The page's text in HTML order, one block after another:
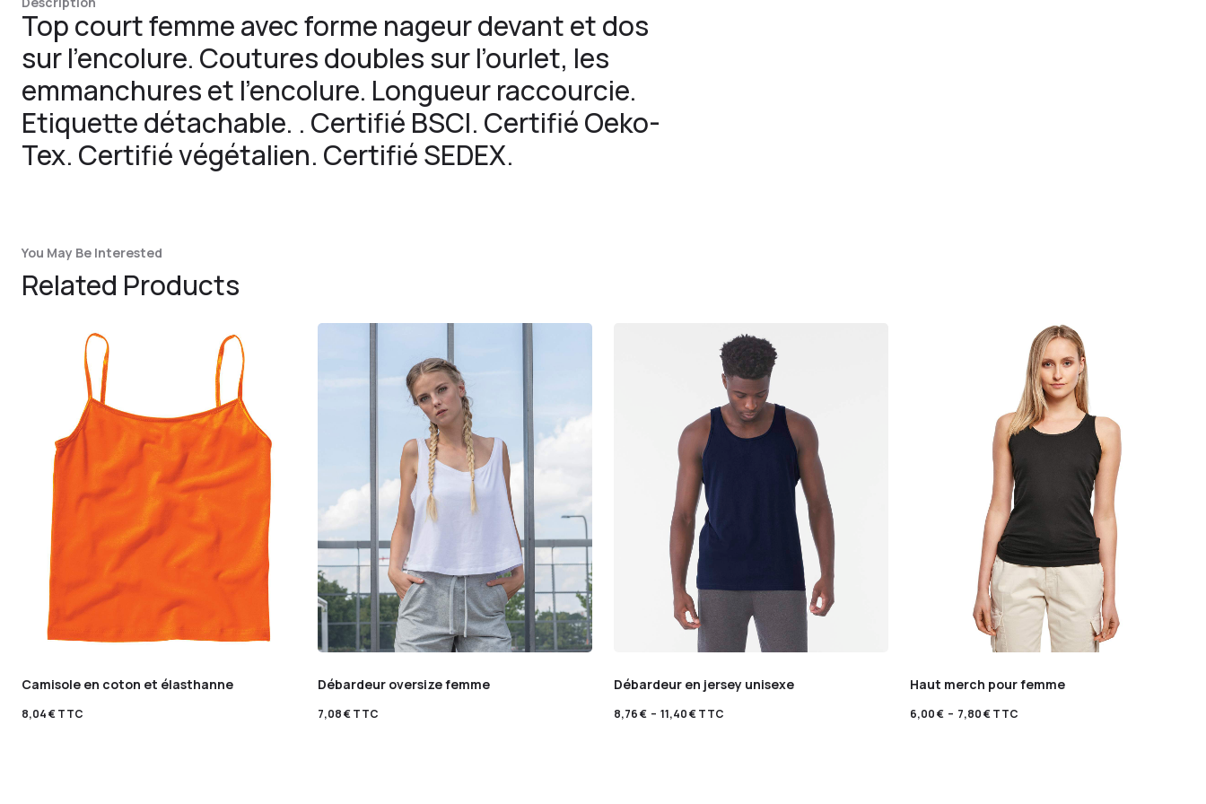
Top court femme avec forme nageur devant et dos
sur l’encolure. Coutures doubles sur l’ourlet, les
emmanchures et l’encolure. Longueur raccourcie.
Etiquette détachable. . Certifié BSCI. Certifié Oeko-
Tex. Certifié végétalien. Certifié SEDEX.
You May Be Interested
Related Products
Camisole en coton et élasthanne
8,04€TTC
Débardeur oversize femme
7,08€TTC
Débardeur en jersey unisexe
8,76€ – 11,40€TTC
Haut merch pour femme
6,00€ – 7,80€TTC